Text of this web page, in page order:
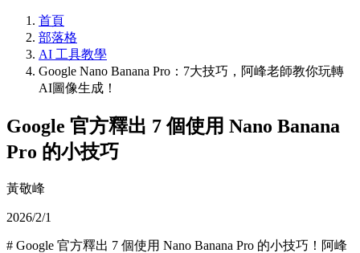
首頁
部落格
AI 工具教學
Google Nano Banana Pro：7大技巧，阿峰老師教你玩轉
AI圖像生成！
Google 官方釋出 7 個使用 Nano Banana
Pro 的小技巧
黃敬峰
2026/2/1
# Google 官方釋出 7 個使用 Nano Banana Pro 的小技巧！阿峰